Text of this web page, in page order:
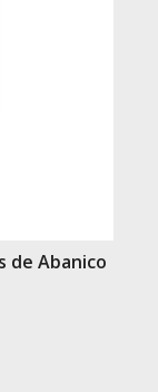
de Abanico